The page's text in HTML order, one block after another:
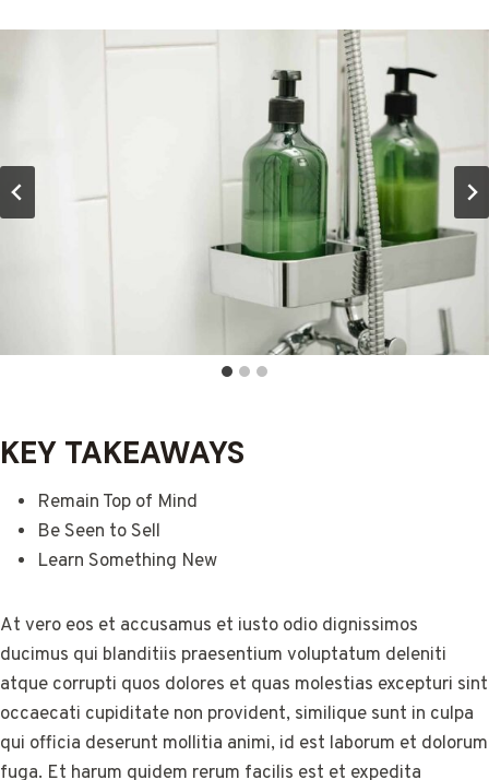
KEY TAKEAWAYS
Remain Top of Mind
Be Seen to Sell
Learn Something New
At vero eos et accusamus et iusto odio dignissimos
ducimus qui blanditiis praesentium voluptatum deleniti
atque corrupti quos dolores et quas molestias excepturi sint
occaecati cupiditate non provident, similique sunt in culpa
qui officia deserunt mollitia animi, id est laborum et dolorum
fuga. Et harum quidem rerum facilis est et expedita